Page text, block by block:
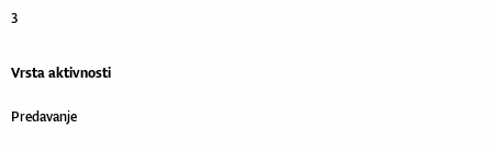
3
Vrsta aktivnosti
Predavanje